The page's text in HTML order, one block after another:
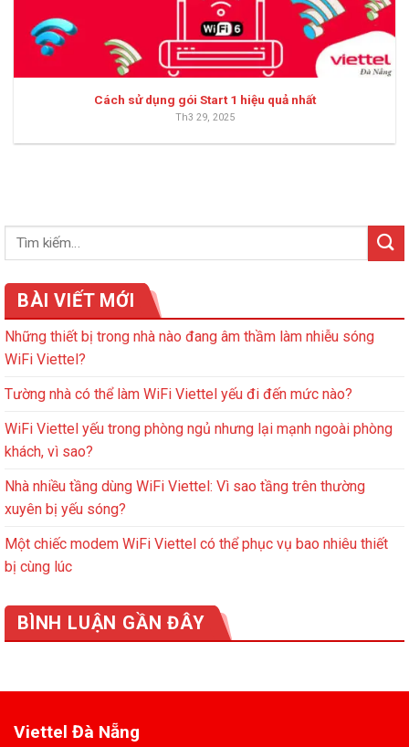
Cách sử dụng gói Start 1 hiệu quả nhất
Th3 29, 2025
BÀI VIẾT MỚI
Những thiết bị trong nhà nào đang âm thầm làm nhiễu sóng
WiFi Viettel?
Tường nhà có thể làm WiFi Viettel yếu đi đến mức nào?
WiFi Viettel yếu trong phòng ngủ nhưng lại mạnh ngoài phòng
khách, vì sao?
Nhà nhiều tầng dùng WiFi Viettel: Vì sao tầng trên thường
xuyên bị yếu sóng?
Một chiếc modem WiFi Viettel có thể phục vụ bao nhiêu thiết
bị cùng lúc
BÌNH LUẬN GẦN ĐÂY
Viettel Đà Nẵng